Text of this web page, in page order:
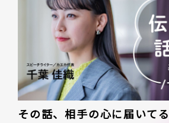
その話、相手の心に届いて